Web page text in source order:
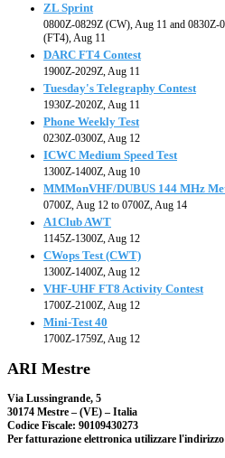
ZL Sprint
0800Z-0829Z (CW), Aug 11 and
(FT4), Aug 11
DARC FT4 Contest
1900Z-2029Z, Aug 11
Tuesday's Telegraphy Contest
1930Z-2020Z, Aug 11
Phone Weekly Test
0230Z-0300Z, Aug 12
ICWC Medium Speed Test
1300Z-1400Z, Aug 10
MMMonVHF/DUBUS 144 MHz
0700Z, Aug 12 to 0700Z, Aug 14
A1Club AWT
1145Z-1300Z, Aug 12
CWops Test (CWT)
1300Z-1400Z, Aug 12
VHF-UHF FT8 Activity Contest
1700Z-2100Z, Aug 12
Mini-Test 40
1700Z-1759Z, Aug 12
ARI Mestre
Via Lussingrande, 5
30174 Mestre – (VE) – Italia
Codice Fiscale: 90109430273
Per fatturazione elettronica utilizzare